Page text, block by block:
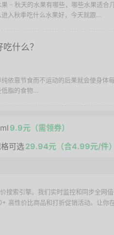
- 秋天的水果有哪些，哪些水果适合
入秋季吃什么水果好，今天就跟...
什么？
依靠节食而不运动的后果就会使身体
脂的食物...
9.9元（需领券）
可选29.94元（合4.99元/件）
搜索引擎。我们实时监控和同步全网
高性价比商品和打折促销活动。让你